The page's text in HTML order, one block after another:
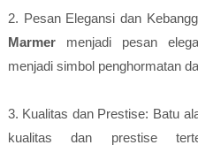
2. Pesan Elegansi dan
Marmermenjadi pesan
menjadi simbol penghormatan
3. Kualitas dan Prestise: Batu
kualitas dan prestise